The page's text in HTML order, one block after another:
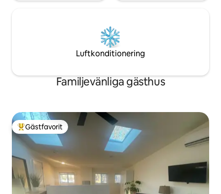
Luftkonditionering
Familjevänliga gästhus
Populär gästfavorit
Gästfavorit